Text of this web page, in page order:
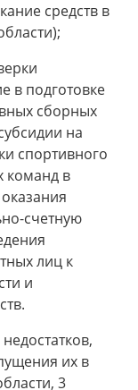
средств в
в подготовке
сборных
на
спортивного
команд в
счетную
лиц к
и
их в
3